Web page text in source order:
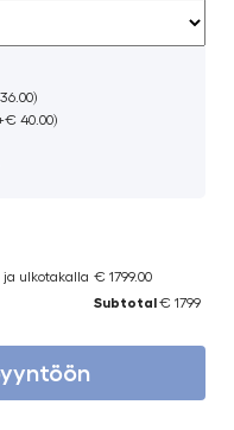
40.00)
ja ulkotakalla € 1799.00
Subtotal € 1799